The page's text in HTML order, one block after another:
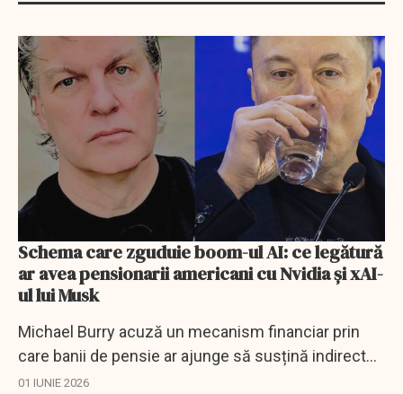
Schema care zguduie boom-ul AI: ce legătură
ar avea pensionarii americani cu Nvidia și xAI-
ul lui Musk
Michael Burry acuză un mecanism financiar prin
care banii de pensie ar ajunge să susțină indirect
boom-ul AI, Nvidia și xAI.
01 IUNIE 2026